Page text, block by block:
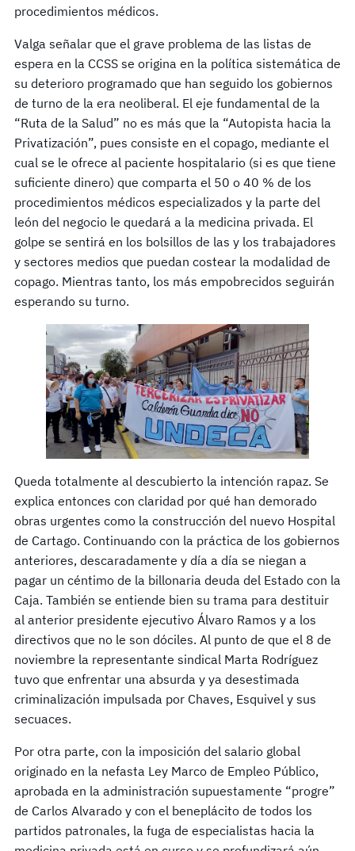
procedimientos médicos.
Valga señalar que el grave problema de las listas de
espera en la CCSS se origina en la política sistemática de
su deterioro programado que han seguido los gobiernos
de turno de la era neoliberal. El eje fundamental de la
“Ruta de la Salud” no es más que la “Autopista hacia la
Privatización”, pues consiste en el copago, mediante el
cual se le ofrece al paciente hospitalario (si es que tiene
suficiente dinero) que comparta el 50 o 40 % de los
procedimientos médicos especializados y la parte del
león del negocio le quedará a la medicina privada. El
golpe se sentirá en los bolsillos de las y los trabajadores
y sectores medios que puedan costear la modalidad de
copago. Mientras tanto, los más empobrecidos seguirán
esperando su turno.
Queda totalmente al descubierto la intención rapaz. Se
explica entonces con claridad por qué han demorado
obras urgentes como la construcción del nuevo Hospital
de Cartago. Continuando con la práctica de los gobiernos
anteriores, descaradamente y día a día se niegan a
pagar un céntimo de la billonaria deuda del Estado con la
Caja. También se entiende bien su trama para destituir
al anterior presidente ejecutivo Álvaro Ramos y a los
directivos que no le son dóciles. Al punto de que el 8 de
noviembre la representante sindical Marta Rodríguez
tuvo que enfrentar una absurda y ya desestimada
criminalización impulsada por Chaves, Esquivel y sus
secuaces.
Por otra parte, con la imposición del salario global
originado en la nefasta Ley Marco de Empleo Público,
aprobada en la administración supuestamente “progre”
de Carlos Alvarado y con el beneplácito de todos los
partidos patronales, la fuga de especialistas hacia la